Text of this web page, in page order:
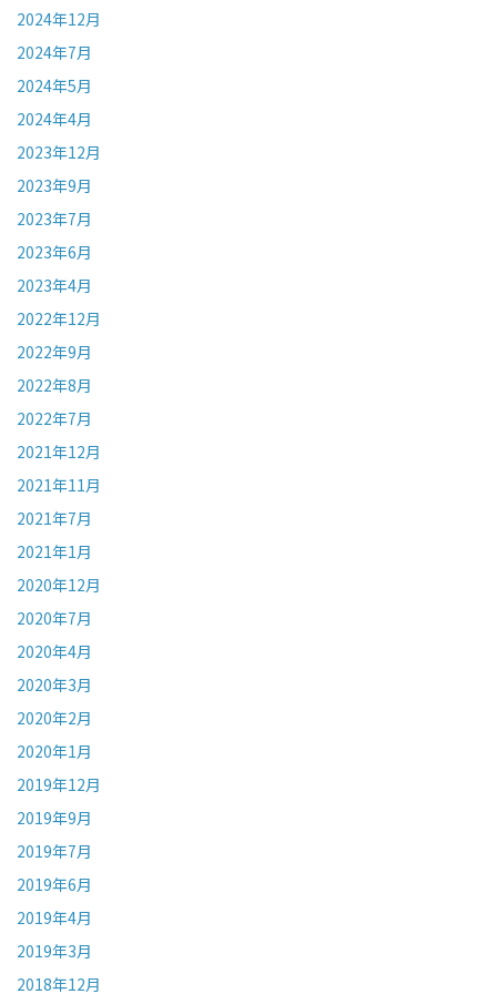
2024年12月
2024年7月
2024年5月
2024年4月
2023年12月
2023年9月
2023年7月
2023年6月
2023年4月
2022年12月
2022年9月
2022年8月
2022年7月
2021年12月
2021年11月
2021年7月
2021年1月
2020年12月
2020年7月
2020年4月
2020年3月
2020年2月
2020年1月
2019年12月
2019年9月
2019年7月
2019年6月
2019年4月
2019年3月
2018年12月